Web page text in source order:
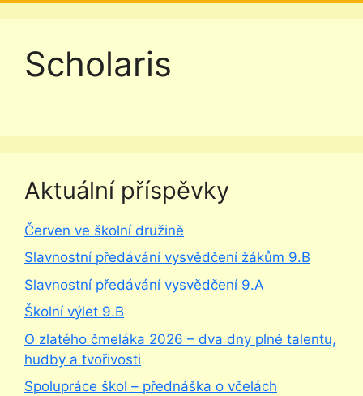
Scholaris
Aktuální příspěvky
Červen ve školní družině
Slavnostní předávání vysvědčení žákům 9.B
Slavnostní předávání vysvědčení 9.A
Školní výlet 9.B
O zlatého čmeláka 2026 – dva dny plné talentu,
hudby a tvořivosti
Spolupráce škol – přednáška o včelách